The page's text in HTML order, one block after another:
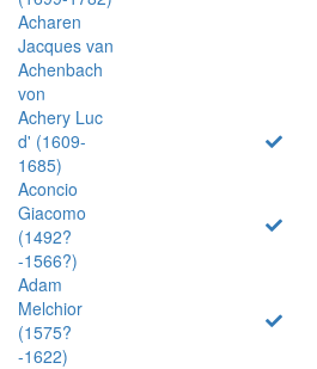
Acharen
Jacques van
Achenbach
von
Achery Luc
d' (1609-
1685)
Aconcio
Giacomo
(1492?
-1566?)
Adam
Melchior
(1575?
-1622)